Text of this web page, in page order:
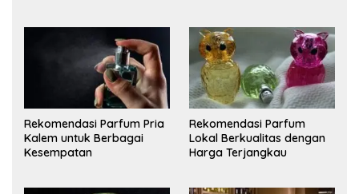
Rekomendasi Parfum Pria
Kalem untuk Berbagai
Kesempatan
Rekomendasi Parfum
Lokal Berkualitas dengan
Harga Terjangkau